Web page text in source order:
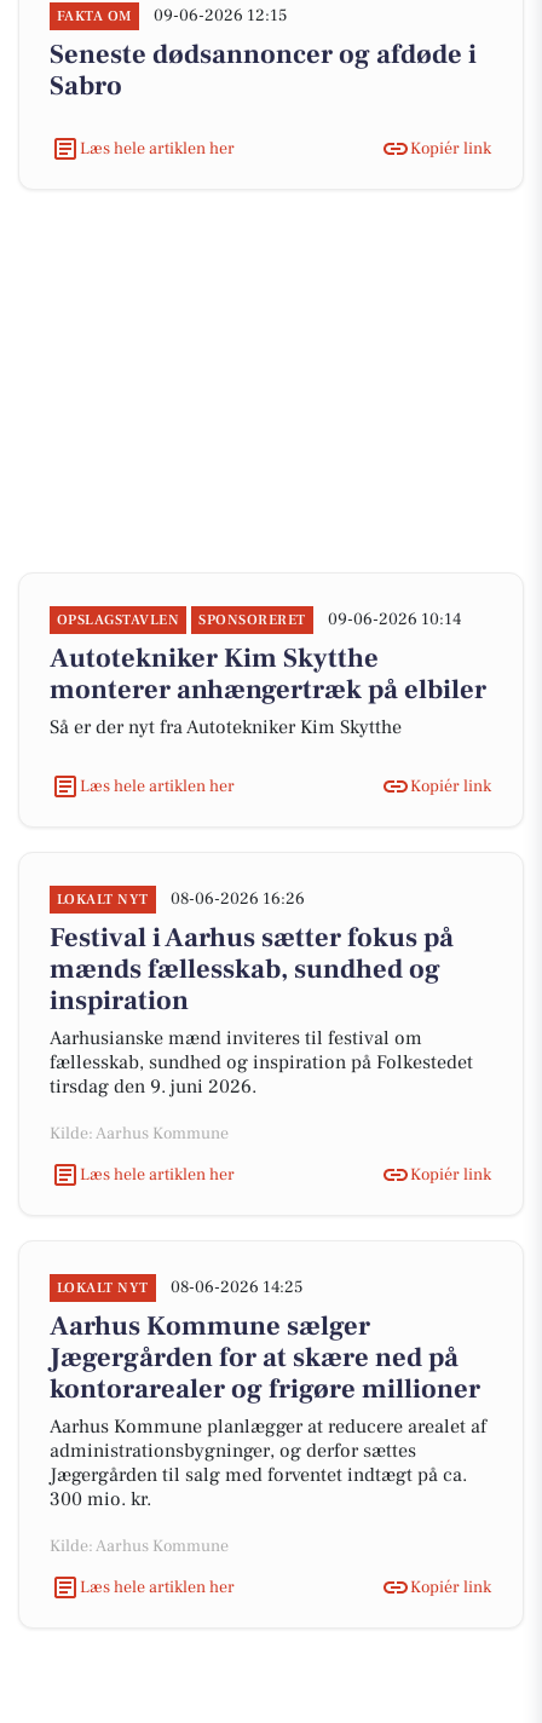
FAKTA OM 09-06-2026 12:15
Seneste dødsannoncer og afdøde i
Sabro
Læs hele artiklen her Kopiér link
OPSLAGSTAVLEN SPONSORERET 09-06-2026 10:14
Autotekniker Kim Skytthe
monterer anhængertræk på elbiler
Så er der nyt fra Autotekniker Kim Skytthe
Læs hele artiklen her Kopiér link
LOKALT NYT 08-06-2026 16:26
Festival i Aarhus sætter fokus på
mænds fællesskab, sundhed og
inspiration
Aarhusianske mænd inviteres til festival om
fællesskab, sundhed og inspiration på Folkestedet
tirsdag den 9. juni 2026.
Kilde: Aarhus Kommune
Læs hele artiklen her
Kopiér link
LOKALT NYT 08-06-2026 14:25
Aarhus Kommune sælger
Jægergården for at skære ned på
kontorarealer og frigøre millioner
Aarhus Kommune planlægger at reducere arealet af
administrationsbygninger, og derfor sættes
Jægergården til salg med forventet indtægt på ca.
300 mio. kr.
Kilde: Aarhus Kommune
Læs hele artiklen her
Kopiér link